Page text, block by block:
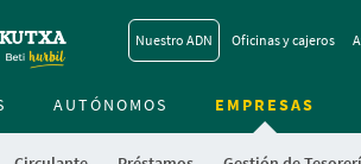
Nuestro ADN Oficinas y cajeros
AUTÓNOMOS EMPRESAS